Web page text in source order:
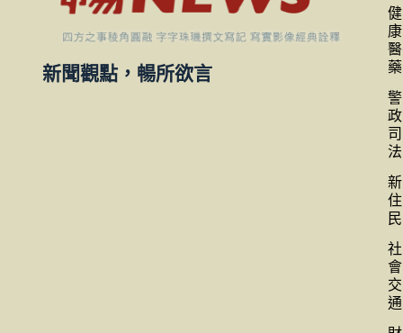
新聞觀點，暢所欲言
健
康
醫
藥
警
政
司
法
新
住
民
社
會
交
通